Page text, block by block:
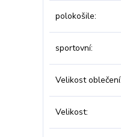
polokošile
sportovní
Velikost oblečení
Velikost